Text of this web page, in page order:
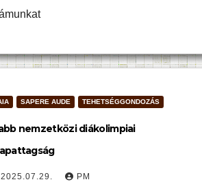
SAPERE AUDE TEHETSÉGGONDOZÁS
nemzetközi diákolimpiai
2025.07.29. PM